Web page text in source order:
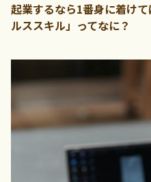
起業するなら1番身に着け
ルススキル」ってなに？